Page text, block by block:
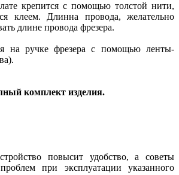
крепится с помощью толстой нити,
клеем. Длинна провода, желательно
длине провода фрезера.
на ручке фрезера с помощью ленты-
комплект изделия.
повысит удобство, а советы
при эксплуатации указанного